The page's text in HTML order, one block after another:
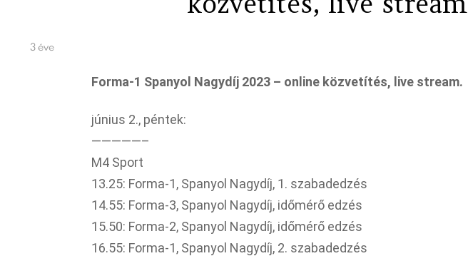
3 éve
Forma-1 Spanyol Nagydíj 2023 – online közvetítés, live stream.
június 2., péntek:
—————–
M4 Sport
13.25: Forma-1, Spanyol Nagydíj, 1. szabadedzés
14.55: Forma-3, Spanyol Nagydíj, időmérő edzés
15.50: Forma-2, Spanyol Nagydíj, időmérő edzés
16.55: Forma-1, Spanyol Nagydíj, 2. szabadedzés